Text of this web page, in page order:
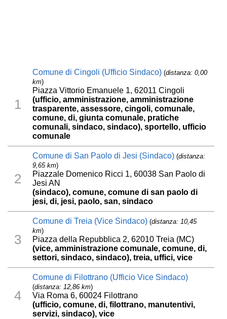
1
Comune di Cingoli (Ufficio Sindaco) (distanza: 0,00
km)
Piazza Vittorio Emanuele 1, 62011 Cingoli
(ufficio, amministrazione, amministrazione
trasparente, assessore, cingoli, comunale,
comune, di, giunta comunale, pratiche
comunali, sindaco, sindaco), sportello, ufficio
comunale
2
Comune di San Paolo di Jesi (Sindaco) (distanza:
9,65 km)
Piazzale Domenico Ricci 1, 60038 San Paolo di
Jesi AN
(sindaco), comune, comune di san paolo di
jesi, di, jesi, paolo, san, sindaco
3
Comune di Treia (Vice Sindaco) (distanza: 10,45
km)
Piazza della Repubblica 2, 62010 Treia (MC)
(vice, amministrazione comunale, comune, di,
settori, sindaco, sindaco), treia, uffici, vice
4
Comune di Filottrano (Ufficio Vice Sindaco)
(distanza: 12,86 km)
Via Roma 6, 60024 Filottrano
(ufficio, comune, di, filottrano, manutentivi,
servizi, sindaco), vice